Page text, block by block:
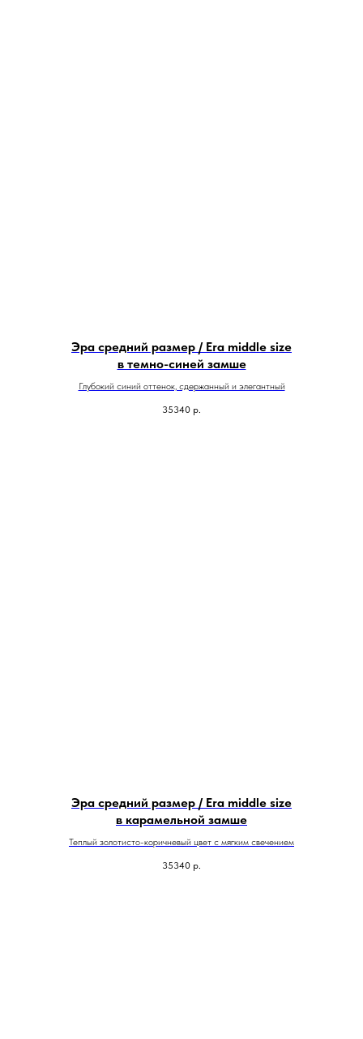
Эра средний размер / Era middle size
в темно-синей замше
Глубокий синий оттенок, сдержанный и элегантный
35340 р.
Эра средний размер / Era middle size
в карамельной замше
Теплый золотисто-коричневый цвет с мягким свечением
35340 р.